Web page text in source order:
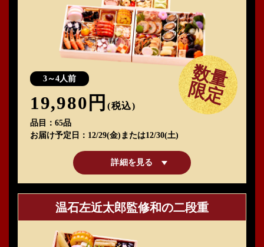
数量
限定
3～4人前
品目
65品
お届け予定日
12/29(金)または12/30(土)
19,980円 (税込)
詳細を見る
温石左近太郎監修和の二段重